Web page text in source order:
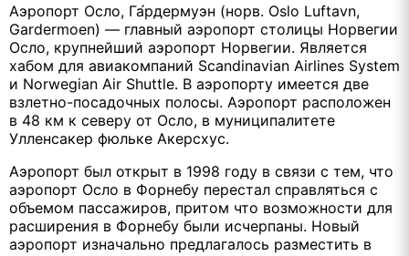
Аэропорт Осло, Га́рдермуэн (норв. Oslo Luftavn,
Gardermoen) — главный аэропорт столицы Норвегии
Осло, крупнейший аэропорт Норвегии. Является
хабом для авиакомпаний Scandinavian Airlines System
и Norwegian Air Shuttle. В аэропорту имеется две
взлетно-посадочных полосы. Аэропорт расположен
в 48 км к северу от Осло, в муниципалитете
Улленсакер фюльке Акерсхус.
Аэропорт был открыт в 1998 году в связи с тем, что
аэропорт Осло в Форнебу перестал справляться с
объемом пассажиров, притом что возможности для
расширения в Форнебу были исчерпаны. Новый
аэропорт изначально предлагалось разместить в